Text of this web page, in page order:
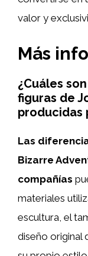
valor y
Más
¿Cuáles
figuras de
producidas
Las
Bizarre
compañías
materiales
escultura, el
diseño original